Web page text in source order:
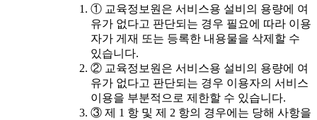
① 교육정보원은 서비스용 설비의 용량에 여
유가 없다고 판단되는 경우 필요에 따라 이용
자가 게재 또는 등록한 내용물을 삭제할 수
있습니다.
② 교육정보원은 서비스용 설비의 용량에 여
유가 없다고 판단되는 경우 이용자의 서비스
이용을 부분적으로 제한할 수 있습니다.
③ 제 1 항 및 제 2 항의 경우에는 당해 사항을